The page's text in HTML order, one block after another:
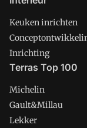
Keuken inrichten
Inrichting
Terras Top 100
Michelin
Gault&Millau
Lekker